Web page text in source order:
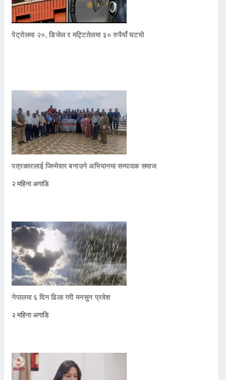
पेट्रोलमा २०, डिजेल र मट्टितेलमा ३० रुपैयाँ घटयो
पत्रकारलाई जिम्मेवार बनाउने अभियानमा सम्पादक समाज
२ महिना अगाडि
नेपालमा ६ दिन ढिला गरी मनसुन प्रवेश
२ महिना अगाडि